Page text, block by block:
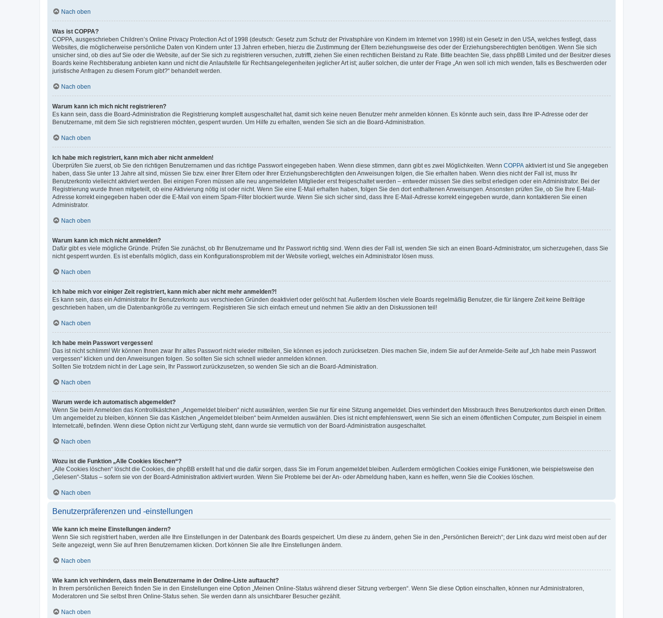
Nach oben
Was ist COPPA?
COPPA, ausgeschrieben Children’s Online Privacy Protection Act of 1998 (deutsch: Gesetz zum Schutz der Privatsphäre von Kindern im Internet von 1998) ist ein Gesetz in den USA, welches festlegt, dass
Websites, die möglicherweise persönliche Daten von Kindern unter 13 Jahren erheben, hierzu die Zustimmung der Eltern beziehungsweise des oder der Erziehungsberechtigten benötigen. Wenn Sie sich
unsicher sind, ob dies auf Sie oder die Website, auf der Sie sich zu registrieren versuchen, zutrifft, ziehen Sie einen rechtlichen Beistand zu Rate. Bitte beachten Sie, dass phpBB Limited und der Besitzer dieses
Boards keine Rechtsberatung anbieten kann und nicht die Anlaufstelle für Rechtsangelegenheiten jeglicher Art ist; außer solchen, die unter der Frage „An wen soll ich mich wenden, falls es Beschwerden oder
juristische Anfragen zu diesem Forum gibt?“ behandelt werden.
Nach oben
Warum kann ich mich nicht registrieren?
Es kann sein, dass die Board-Administration die Registrierung komplett ausgeschaltet hat, damit sich keine neuen Benutzer mehr anmelden können. Es könnte auch sein, dass Ihre IP-Adresse oder der
Benutzername, mit dem Sie sich registrieren möchten, gesperrt wurden. Um Hilfe zu erhalten, wenden Sie sich an die Board-Administration.
Nach oben
Ich habe mich registriert, kann mich aber nicht anmelden!
Überprüfen Sie zuerst, ob Sie den richtigen Benutzernamen und das richtige Passwort eingegeben haben. Wenn diese stimmen, dann gibt es zwei Möglichkeiten. Wenn COPPA aktiviert ist und Sie angegeben
haben, dass Sie unter 13 Jahre alt sind, müssen Sie bzw. einer Ihrer Eltern oder Ihrer Erziehungsberechtigten den Anweisungen folgen, die Sie erhalten haben. Wenn dies nicht der Fall ist, muss Ihr
Benutzerkonto vielleicht aktiviert werden. Bei einigen Foren müssen alle neu angemeldeten Mitglieder erst freigeschaltet werden – entweder müssen Sie dies selbst erledigen oder ein Administrator. Bei der
Registrierung wurde Ihnen mitgeteilt, ob eine Aktivierung nötig ist oder nicht. Wenn Sie eine E-Mail erhalten haben, folgen Sie den dort enthaltenen Anweisungen. Ansonsten prüfen Sie, ob Sie Ihre E-Mail-
Adresse korrekt eingegeben haben oder die E-Mail von einem Spam-Filter blockiert wurde. Wenn Sie sich sicher sind, dass Ihre E-Mail-Adresse korrekt eingegeben wurde, dann kontaktieren Sie einen
Administrator.
Nach oben
Warum kann ich mich nicht anmelden?
Dafür gibt es viele mögliche Gründe. Prüfen Sie zunächst, ob Ihr Benutzername und Ihr Passwort richtig sind. Wenn dies der Fall ist, wenden Sie sich an einen Board-Administrator, um sicherzugehen, dass Sie
nicht gesperrt wurden. Es ist ebenfalls möglich, dass ein Konfigurationsproblem mit der Website vorliegt, welches ein Administrator lösen muss.
Nach oben
Ich habe mich vor einiger Zeit registriert, kann mich aber nicht mehr anmelden?!
Es kann sein, dass ein Administrator Ihr Benutzerkonto aus verschieden Gründen deaktiviert oder gelöscht hat. Außerdem löschen viele Boards regelmäßig Benutzer, die für längere Zeit keine Beiträge
geschrieben haben, um die Datenbankgröße zu verringern. Registrieren Sie sich einfach erneut und nehmen Sie aktiv an den Diskussionen teil!
Nach oben
Ich habe mein Passwort vergessen!
Das ist nicht schlimm! Wir können Ihnen zwar Ihr altes Passwort nicht wieder mitteilen, Sie können es jedoch zurücksetzen. Dies machen Sie, indem Sie auf der Anmelde-Seite auf „Ich habe mein Passwort
vergessen“ klicken und den Anweisungen folgen. So sollten Sie sich schnell wieder anmelden können.
Sollten Sie trotzdem nicht in der Lage sein, Ihr Passwort zurückzusetzen, so wenden Sie sich an die Board-Administration.
Nach oben
Warum werde ich automatisch abgemeldet?
Wenn Sie beim Anmelden das Kontrollkästchen „Angemeldet bleiben“ nicht auswählen, werden Sie nur für eine Sitzung angemeldet. Dies verhindert den Missbrauch Ihres Benutzerkontos durch einen Dritten.
Um angemeldet zu bleiben, können Sie das Kästchen „Angemeldet bleiben“ beim Anmelden auswählen. Dies ist nicht empfehlenswert, wenn Sie sich an einem öffentlichen Computer, zum Beispiel in einem
Internetcafé, befinden. Wenn diese Option nicht zur Verfügung steht, dann wurde sie vermutlich von der Board-Administration ausgeschaltet.
Nach oben
Wozu ist die Funktion „Alle Cookies löschen“?
„Alle Cookies löschen“ löscht die Cookies, die phpBB erstellt hat und die dafür sorgen, dass Sie im Forum angemeldet bleiben. Außerdem ermöglichen Cookies einige Funktionen, wie beispielsweise den
„Gelesen“-Status – sofern sie von der Board-Administration aktiviert wurden. Wenn Sie Probleme bei der An- oder Abmeldung haben, kann es helfen, wenn Sie die Cookies löschen.
Nach oben
Benutzerpräferenzen und -einstellungen
Wie kann ich meine Einstellungen ändern?
Wenn Sie sich registriert haben, werden alle Ihre Einstellungen in der Datenbank des Boards gespeichert. Um diese zu ändern, gehen Sie in den „Persönlichen Bereich“; der Link dazu wird meist oben auf der
Seite angezeigt, wenn Sie auf Ihren Benutzernamen klicken. Dort können Sie alle Ihre Einstellungen ändern.
Nach oben
Wie kann ich verhindern, dass mein Benutzername in der Online-Liste auftaucht?
In Ihrem persönlichen Bereich finden Sie in den Einstellungen eine Option „Meinen Online-Status während dieser Sitzung verbergen“. Wenn Sie diese Option einschalten, können nur Administratoren,
Moderatoren und Sie selbst Ihren Online-Status sehen. Sie werden dann als unsichtbarer Besucher gezählt.
Nach oben